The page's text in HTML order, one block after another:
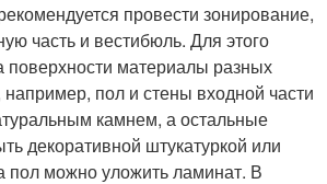
провести зонирование,
часть и вестибюль. Для этого
поверхности материалы разных
например, пол и стены входной части
камнем, а остальные
декоративной штукатуркой или
пол можно уложить ламинат. В